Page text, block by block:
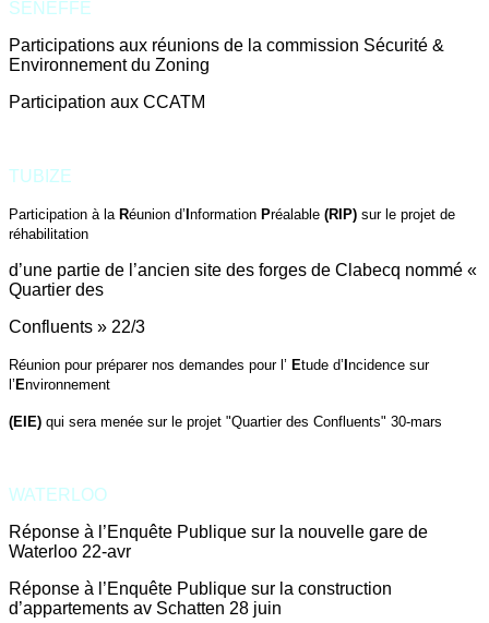
SENEFFE
Participations aux réunions de la commission Sécurité &
Environnement du Zoning
Participation aux CCATM
TUBIZE
Participation à la Réunion d’ nformation Préalable (RIP) sur le projet de
réhabilitation
d’une partie de l’ancien site des forges de Clabecq nommé «
Quartier des
Confluents » 22/3
Réunion pour préparer nos demandes pour l’ Etude d’ ncidence sur
l’ Environnement
(EIE) qui sera menée sur le projet "Quartier des Confluents" 30-mars
WATERLOO
Réponse à l’Enquête Publique sur la nouvelle gare de
Waterloo 22-avr
Réponse à l’Enquête Publique sur la construction
d’appartements av Schatten 28 juin